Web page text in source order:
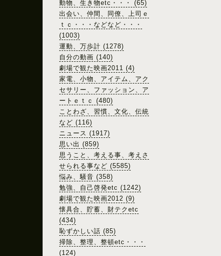
動物、生き物etc・・・ (65)
出会い、仲間、同僚、上司ｅ
ｔｃ・・・などなど・・・
(1003)
運動、万歩計 (1278)
自分の動画 (140)
劇場で観た映画2011 (4)
家電、小物、アイテム、アク
セサリー、ファッション、ア
ートｅｔｃ (480)
ことわざ、習慣、文化、伝統
など (116)
ニュース (1917)
思い出 (859)
思うこと、考える事、考えさ
せられる事など (5585)
悩み、騒音 (358)
勉強、自己啓発etc (1242)
劇場で観た映画2012 (9)
懐具合、貯蓄、財テクetc
(434)
恥ずかしい話 (85)
掃除、整理、整頓etc・・・
(124)